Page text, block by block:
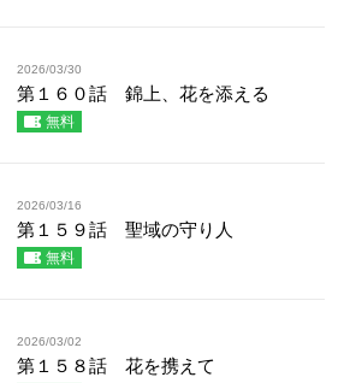
2026/03/30
第１６０話 錦上、花を添える
無料
2026/03/16
第１５９話 聖域の守り人
無料
2026/03/02
第１５８話 花を携えて